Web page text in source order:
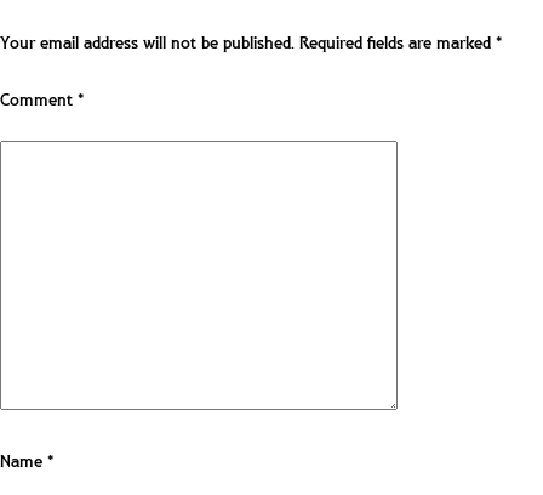
Your email address will not be published.Required fields are marked*
Comment*
Name*